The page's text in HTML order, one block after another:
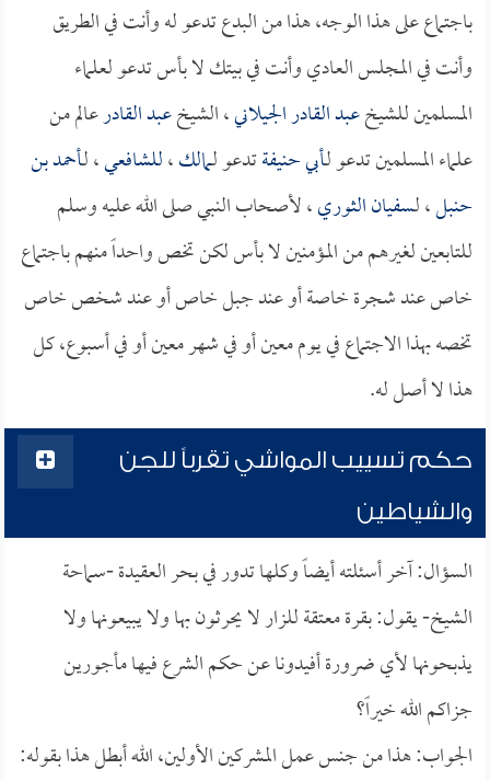
باجتماع على هذا الوجه، هذا من البدع تدعو له وأنت في الطريق
وأنت في المجلس العادي وأنت في بيتك لا بأس تدعو لعلماء
المسلمين للشيخعبد القادر الجيلاني، الشيخعبد القادرعالم من
علماء المسلمين تدعو لـأبي حنيفةتدعو لـمالك،للشافعي، لـأحمد بن
حنبل، لـسفيان الثوري، لأصحاب النبي صلى الله عليه وسلم
للتابعين لغيرهم من المؤمنين لا بأس لكن تخص واحداً منهم باجتماع
خاص عند شجرة خاصة أو عند جبل خاص أو عند شخص خاص
تخصه بهذا الاجتماع في يوم معين أو في شهر معين أو في أسبوع، كل
هذا لا أصل له.
حكم تسييب المواشي تقرباً للجن
والشياطين
السؤال: آخر أسئلته أيضاً وكلها تدور في بحر العقيدة -سماحة
الشيخ- يقول: بقرة معتقة للزار لا يحرثون بها ولا يبيعونها ولا
يذبحونها لأي ضرورة أفيدونا عن حكم الشرع فيها مأجورين
جزاكم الله خيراً؟
الجواب: هذا من جنس عمل المشركين الأولين، الله أبطل هذا بقوله: